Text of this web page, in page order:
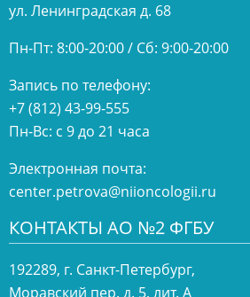
ул. Ленинградская д. 68
Пн-Пт: 8:00-20:00 / Сб: 9:00-20:00
Запись по телефону:
+7 (812) 43-99-555
Пн-Вс: с 9 до 21 часа
Электронная почта:
center.petrova@niioncologii.ru
КОНТАКТЫ АО №2 ФГБУ
192289, г. Санкт-Петербург,
Моравский пер. д. 5, лит. А